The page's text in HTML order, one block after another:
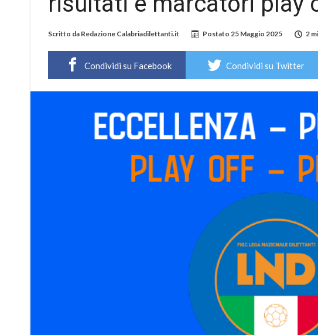
Scritto da Redazione Calabriadilettanti.it Postato 25 Maggio 2025 2
Condividi su Facebook Condividi su Twitter